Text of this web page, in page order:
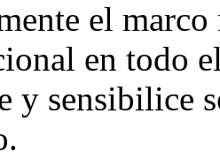
el
en todo
y sensibilice